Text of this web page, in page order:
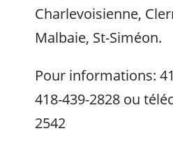
Charlevoisienne,
Malbaie, St-Siméon.
Pour informations:
418-439-2828 ou
2542